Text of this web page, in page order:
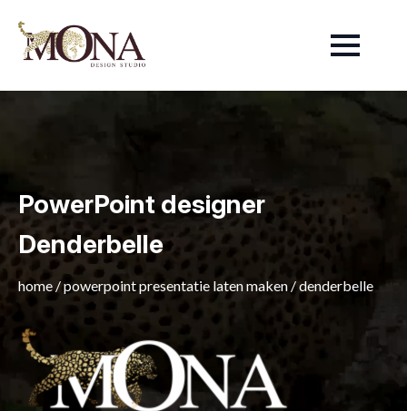
PowerPoint designer
Denderbelle
home /powerpoint presentatie laten maken /denderbelle